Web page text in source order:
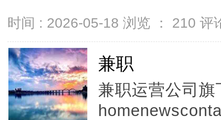
时间 : 2026-05-18 浏览 ： 210 评
兼职
兼职运营公司旗